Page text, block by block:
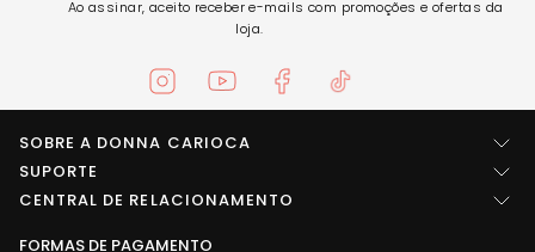
Ao assinar, aceito receber e-mails com promoções e ofertas da
loja.
SOBRE A DONNA CARIOCA
Quem somos
Imprensa
SUPORTE
Central de ajuda
Entre em contato
CENTRAL DE RELACIONAMENTO
LOCALIZAÇÃO
FORMAS DE PAGAMENTO